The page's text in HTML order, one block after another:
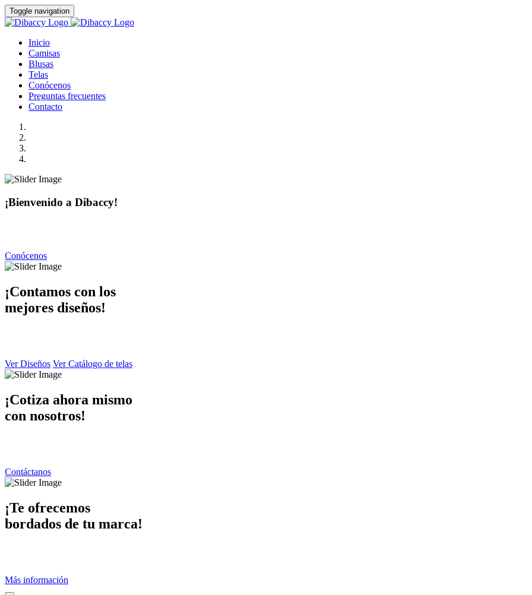
Toggle navigation
Inicio
Camisas
Blusas
Telas
Conócenos
Preguntas frecuentes
Contacto
¡Bienvenido a Dibaccy!
Conócenos
¡Contamos con los
mejores diseños!
Ver Diseños Ver Catálogo de telas
¡Cotiza ahora mismo
con nosotros!
Contáctanos
¡Te ofrecemos
bordados de tu marca!
Más información